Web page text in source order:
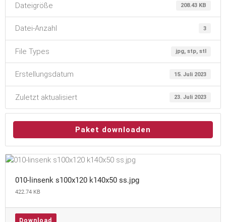
Dateigröße 208.43 KB
Datei-Anzahl 3
File Types jpg, stp, stl
Erstellungsdatum 15. Juli 2023
Zuletzt aktualisiert 23. Juli 2023
Paket downloaden
010-linsenk s100x120 k140x50 ss.jpg
422.74 KB
Download